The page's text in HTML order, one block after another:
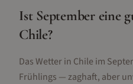
Ist Septembereine
Chile?
Das Wetter in Chile im
Frühlings — zaghaft, aber